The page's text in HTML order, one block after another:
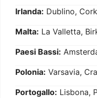
Irlanda: Dublino,
Malta: La Valletta,
Paesi Bassi:
Polonia: Varsavia,
Portogallo: Lisbona,